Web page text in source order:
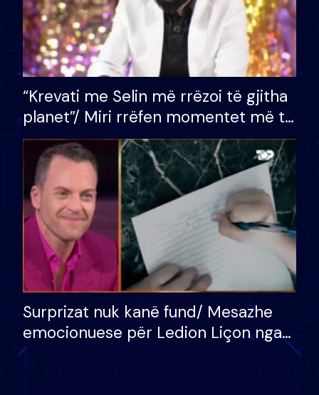
“Krevati me Selin më rrëzoi të gjitha
planet”/ Miri rrëfen momentet më të
bukura në shtëpinë e BB VIP: Do më
mungojë zilja e mëngjesit kur…
Surprizat nuk kanë fund/ Mesazhe
emocionuese për Ledion Liçon nga
nëna dhe fëmijët e tij, moderatori
nuk i mban dot lotët: Nuk meritoj…